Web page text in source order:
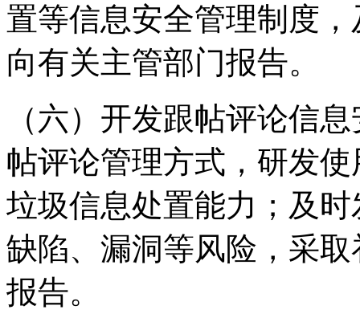
置等信息安全管理制度
向有关主管部门报告。
（六）开发跟帖评论信
帖评论管理方式，研发
垃圾信息处置能力；及
缺陷、漏洞等风险，采
报告。